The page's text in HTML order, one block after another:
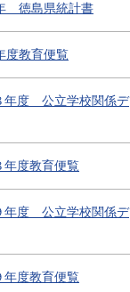
徳島県統計書
度教育便覧
年度 公立学校関係デ
年度教育便覧
年度 公立学校関係デ
年度教育便覧